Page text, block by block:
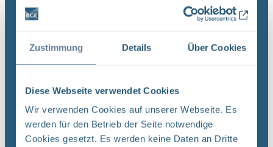
Zustimmung Details Über Cookies
Diese Webseite verwendet Cookies
Wir verwenden Cookies auf unserer Webseite. Es
werden für den Betrieb der Seite notwendige
Cookies gesetzt. Es werden keine Daten an Dritte
Es wurde 1 Ergebnis in 1 Millisekunden gefunden.
Ergebnisse pro Seite:
1
Sortieren nach